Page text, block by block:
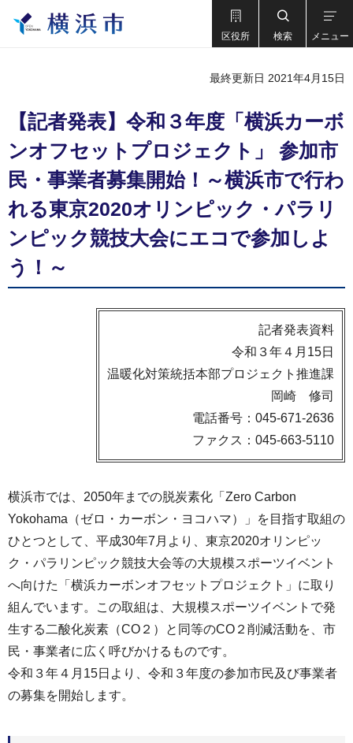
区役所 検索 メニュー
最終更新日 2021年4月15日
【記者発表】令和３年度「横浜カーボ
ンオフセットプロジェクト」 参加市
民・事業者募集開始！～横浜市で行わ
れる東京2020オリンピック・パラリ
ンピック競技大会にエコで参加しよ
う！～
記者発表資料
令和３年４月15日
温暖化対策統括本部プロジェクト推進課
岡崎 修司
電話番号：045-671-2636
ファクス：045-663-5110
横浜市では、2050年までの脱炭素化「Zero Carbon
Yokohama（ゼロ・カーボン・ヨコハマ）」を目指す取組の
ひとつとして、平成30年7月より、東京2020オリンピッ
ク・パラリンピック競技大会等の大規模スポーツイベント
へ向けた「横浜カーボンオフセットプロジェクト」に取り
組んでいます。この取組は、大規模スポーツイベントで発
生する二酸化炭素（CO２）と同等のCO２削減活動を、市
民・事業者に広く呼びかけるものです。
令和３年４月15日より、令和３年度の参加市民及び事業者
の募集を開始します。